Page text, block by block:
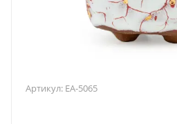
Артикул: EA-5065